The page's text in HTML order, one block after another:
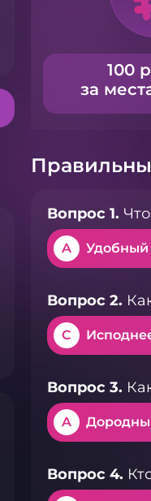
100
за
Вопрос 1.
A Удобный
Вопрос 2.
C
Вопрос 3.
A
Вопрос 4.